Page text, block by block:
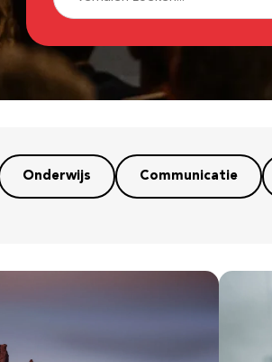
Onderwijs Communicatie